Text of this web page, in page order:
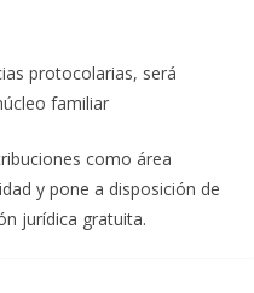
protocolarias, será
familiar
como área
y pone a disposición de
jurídica gratuita.